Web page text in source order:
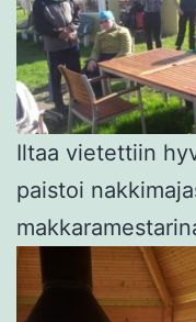
Iltaa vietettiin
paistoi